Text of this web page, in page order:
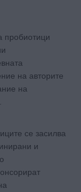
пробиотици
на авторите
на
се засилва
и